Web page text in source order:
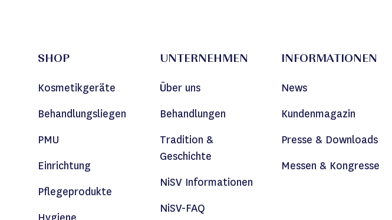
SHOP
Kosmetikgeräte
Behandlungsliegen
PMU
Einrichtung
Pflegeprodukte
UNTERNEHMEN
Über uns
Behandlungen
Tradition &
Geschichte
NiSV Informationen
NiSV-FAQ
INFORMATIONEN
News
Kundenmagazin
Presse & Downloads
Messen & Kongresse